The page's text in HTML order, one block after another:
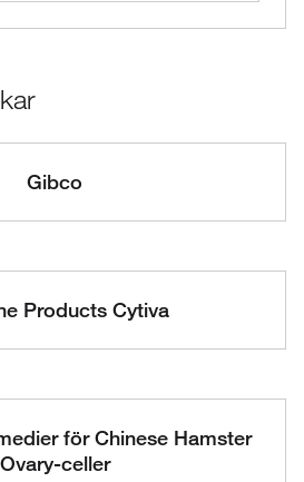
Gibco
Products Cytiva
för Chinese Hamster
Ovary-celler